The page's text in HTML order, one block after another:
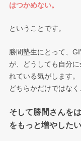
はつかめない。
ということです。
勝間塾生にとって、
が、どうしても自分
れている気がします。
どちらかだけではな
そして勝間さんを
をもっと増やした